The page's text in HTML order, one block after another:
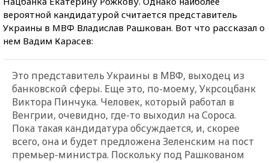
вероятной кандидатурой считается представитель
Украины в МВФ Владислав Рашкован. Вот что рассказал о
нем Вадим Карасев:
Это представитель Украины в МВФ, выходец из
банковской сферы. Еще это, по-моему, Укрсоцбанк
Виктора Пинчука. Человек, который работал в
Венгрии, очевидно, где-то выходил на Сороса.
Пока такая кандидатура обсуждается, и, скорее
всего, она и будет предложена Зеленским на пост
премьер-министра. Поскольку под Рашкованом